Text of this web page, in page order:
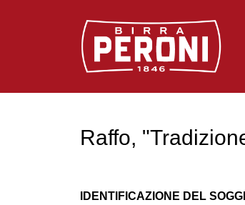
Logo Birra Peroni
Raffo,
IDENTIFICAZIONE DEL